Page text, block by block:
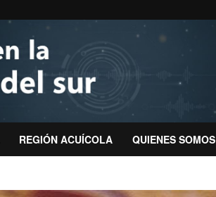
REGIÓN ACUÍCOLA QUIENES SOMOS